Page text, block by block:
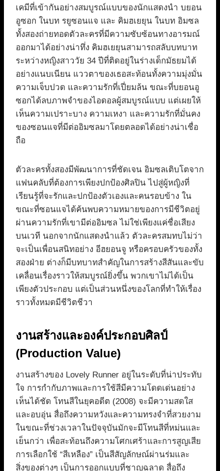
เคมีที่เข้ากันอย่างสมบูรณ์แบบของนักแสดงนำ บยอน
อูซอก ในบท รยูซอนแจ และ คิมฮเยยุน ในบท อิมซล
ทั้งสองถ่ายทอดตัวละครที่มีความซับซ้อนทางอารมณ์
ออกมาได้อย่างน่าทึ่ง คิมฮเยยุนสามารถสลับบทบาท
ระหว่างหญิงสาววัย 34 ปีที่ติดอยู่ในร่างเด็กมัธยมได้
อย่างแนบเนียน แววตาของเธอสะท้อนทั้งความมุ่งมั่น
ความเจ็บปวด และความรักที่เปี่ยมล้น ขณะที่บยอนอู
ซอกได้ลบภาพจำของไอดอลผู้สมบูรณ์แบบ แต่เผยให้
เห็นความเปราะบาง ความเหงา และความรักที่มั่นคง
ของซอนแจที่มีต่ออิมซลมาโดยตลอดได้อย่างน่าเชื่อ
ถือ
ตัวละครทั้งสองมีพัฒนาการที่ชัดเจน อิมซลเติบโตจาก
แฟนคลับที่ต้องการเพียงปกป้องศิลปิน ไปสู่ผู้หญิงที่
เรียนรู้ที่จะรักและปกป้องตัวเองและคนรอบข้าง ใน
ขณะที่ซอนแจได้ค้นพบความหมายของการมีชีวิตอยู่
ผ่านความรักที่เขามีต่ออิมซล ไม่ใช่เพียงแค่ชื่อเสียง
บนเวที นอกจากนักแสดงนำแล้ว ตัวละครสมทบไม่ว่า
จะเป็นเพื่อนสนิทอย่าง อีฮยอนจู หรือครอบครัวของทั้ง
สองฝ่าย ต่างก็มีบทบาทสำคัญในการสร้างสีสันและขับ
เคลื่อนเรื่องราวให้สมบูรณ์ยิ่งขึ้น พวกเขาไม่ได้เป็น
เพียงตัวประกอบ แต่เป็นส่วนหนึ่งของโลกที่ทำให้เรื่อง
ราวทั้งหมดมีชีวิตชีวา
งานสร้างและองค์ประกอบศิลป์
(Production Value)
งานสร้างของ Lovely Runner อยู่ในระดับที่น่าประทับ
ใจ การกำกับภาพและการใช้สีมีความโดดเด่นอย่าง
เห็นได้ชัด โทนสีในยุคอดีต (2008) จะมีความสดใส
และอบอุ่น สื่อถึงความหวังและความทรงจำที่สวยงาม
ในขณะที่ช่วงเวลาในปัจจุบันมักจะมีโทนสีที่หม่นและ
เย็นกว่า เพื่อสะท้อนถึงความโศกเศร้าและการสูญเสีย
การเลือกใช้ “สีเหลือง” เป็นสีสัญลักษณ์ผ่านร่มและ
สิ่งของต่างๆ เป็นการออกแบบที่ชาญฉลาด สื่อถึง